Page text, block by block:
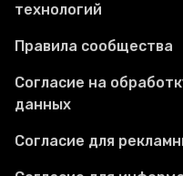
технологий
Правила сообщества
Согласие на
данных
Согласие для